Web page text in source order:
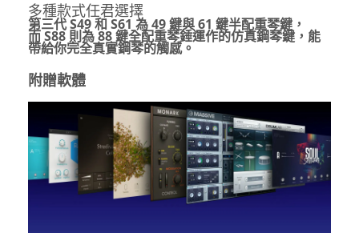
多種款式任君選擇
第三代S49和 S61 為49鍵與61 鍵半配重琴鍵，
而S88則為88鍵全配重琴錘運作的仿真鋼琴鍵，能
帶給你完全真實鋼琴的觸感。
附贈軟體